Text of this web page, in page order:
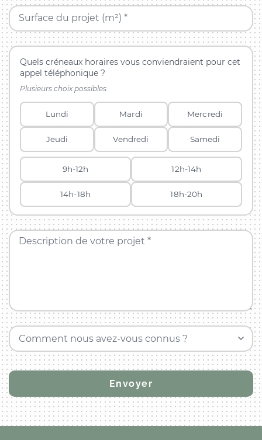
Surface du projet (m²) *
Quels créneaux horaires vous conviendraient pour cet
appel téléphonique ?
Plusieurs choix possibles.
Lundi Mardi Mercredi
Jeudi Vendredi Samedi
9h-12h 12h-14h
14h-18h 18h-20h
Description de votre projet *
Comment nous avez-vous connus ?